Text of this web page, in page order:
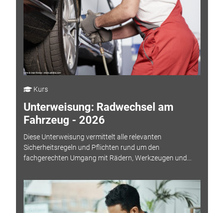
Kurs
Unterweisung: Radwechsel am
Fahrzeug - 2026
Diese Unterweisung vermittelt alle relevanten
Sicherheitsregeln und Pflichten rund um den
fachgerechten Umgang mit Rädern, Werkzeugen und...